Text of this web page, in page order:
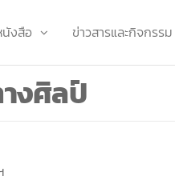
งสือ ข่าวสารและกิจกรรม
งศิลป์